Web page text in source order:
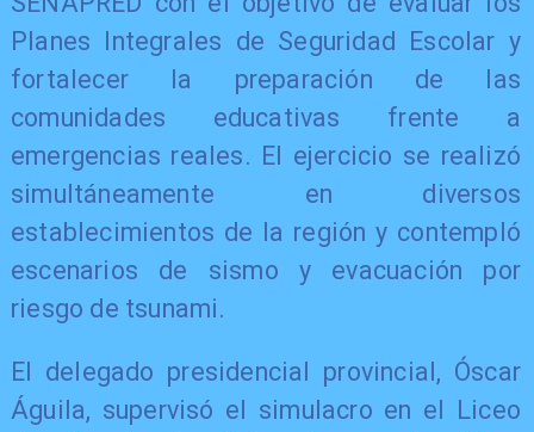
Planes Integrales de Seguridad Escolar y
fortalecer la preparación de las
comunidades educativas frente a
emergencias reales. El ejercicio se realizó
simultáneamente en diversos
establecimientos de la región y contempló
escenarios de sismo y evacuación por
riesgo de tsunami.
El delegado presidencial provincial, Óscar
Águila, supervisó el simulacro en el Liceo